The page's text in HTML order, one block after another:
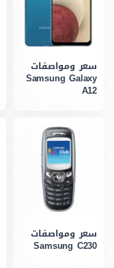
سعر ومواصفات
Samsung Galaxy
A12
سعر ومواصفات
Samsung C230